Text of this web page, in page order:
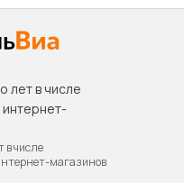
в числе
магазинов